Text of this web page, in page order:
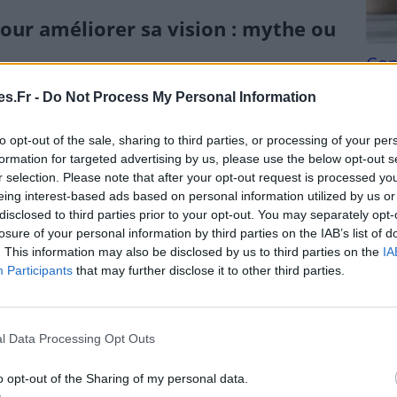
- Do Not Process My Personal Information
opt-out of the sale, sharing to third parties, or processing of your
for targeted advertising by us, please use the below opt-out
selection. Please note that after your opt-out request is processed
interest-based ads based on personal information utilized by us
to third parties prior to your opt-out. You may separately
of your personal information by third parties on the IAB’s list of
This information may also be disclosed by us to third parties on the
Participants that may further disclose it to other third parties.
Data Processing Opt Outs
opt-out of the Sharing of my personal data.
améliorer sa vision : mythe ou
pouvoir améliorer la vue sans chirurgie ni
selon la nature du problème visuel et la rigueur
un panorama des méthodes les plus répandues.
ils réellement aider ?
ou à détendre les muscles qui contrôlent le
:
par le Dr William Bates, elle repose sur des
un objet en mouvement avec les yeux pour
20 minutes, regarder à 20 pieds (6 mètres) pour
Tri
du